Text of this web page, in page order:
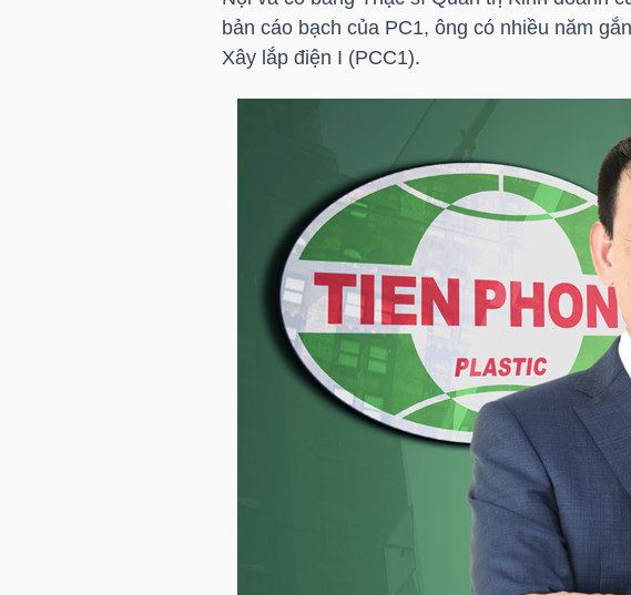
bản cáo bạch của PC1, ông có nhiều năm
Xây lắp điện I (PCC1).